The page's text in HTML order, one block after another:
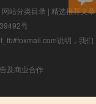
网站分类目录 | 精选推荐文章
号
说明，我们
及商业合作